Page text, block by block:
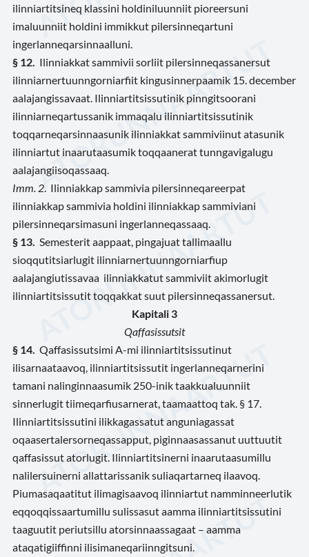
ilinniartitsineq klassini holdiniluunniit pioreersuni
imaluunniit holdini immikkut pilersinneqartuni
ingerlanneqarsinnaalluni.
§ 12. Ilinniakkat sammivii sorliit pilersinneqassanersut
ilinniarnertuunngorniarfiit kingusinnerpaamik 15. december
aalajangissavaat. Ilinniartitsissutinik pinngitsoorani
ilinniarneqartussanik immaqalu ilinniartitsissutinik
toqqarneqarsinnaasunik ilinniakkat sammiviinut atasunik
ilinniartut inaarutaasumik toqqaanerat tunngavigalugu
aalajangiisoqassaaq.
Imm. 2 . Ilinniakkap sammivia pilersinneqareerpat
ilinniakkap sammivia holdini ilinniakkap sammiviani
pilersinneqarsimasuni ingerlanneqassaaq.
§ 13. Semesterit aappaat, pingajuat tallimaallu
sioqqutitsiarlugit ilinniarnertuunngorniarfiup
aalajangiutissavaa ilinniakkatut sammiviit akimorlugit
ilinniartitsissutit toqqakkat suut pilersinneqassanersut.
Kapitali 3
Qaffasissutsit
§ 14. Qaffasissutsimi A-mi ilinniartitsissutinut
ilisarnaataavoq, ilinniartitsissutit ingerlanneqarnerini
tamani nalinginnaasumik 250-inik taakkualuunniit
sinnerlugit tiimeqarfiusarnerat, taamaattoq tak. § 17.
Ilinniartitsissutini ilikkagassatut anguniagassat
oqaasertalersorneqassapput, piginnaasassanut uuttuutit
qaffasissut atorlugit. Ilinniartitsinerni inaarutaasumillu
nalilersuinerni allattarissanik suliaqartarneq ilaavoq.
Piumasaqaatitut ilimagisaavoq ilinniartut namminneerlutik
eqqoqqissaartumillu sulissasut aamma ilinniartitsissutini
taaguutit periutsillu atorsinnaassagaat – aamma
ataqatigiiffinni ilisimaneqariinngitsuni.